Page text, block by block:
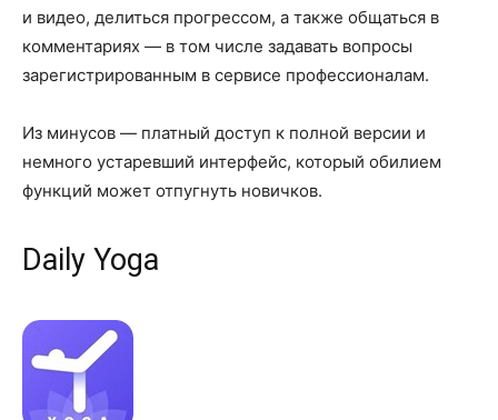
и видео, делиться прогрессом, а также общаться в
комментариях — в том числе задавать вопросы
зарегистрированным в сервисе профессионалам.
Из минусов — платный доступ к полной версии и
немного устаревший интерфейс, который обилием
функций может отпугнуть новичков.
Daily Yoga